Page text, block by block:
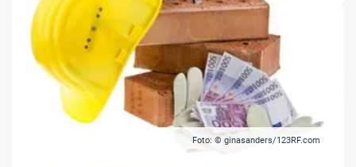
Foto: © ginasanders/123RF.com